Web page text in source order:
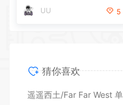
UU
5
猜你喜欢